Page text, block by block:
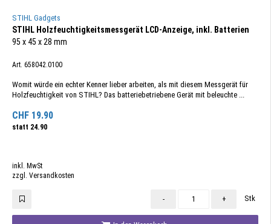
STIHL Gadgets
STIHL Holzfeuchtigkeitsmessgerät LCD-Anzeige, inkl. Batterien
95 x 45 x 28 mm
Art. 658042.0100
Womit würde ein echter Kenner lieber arbeiten, als mit diesem Messgerät für
Holzfeuchtigkeit von STIHL? Das batteriebetriebene Gerät mit beleuchte ...
CHF 19.90
statt 24.90
inkl. MwSt
zzgl. Versandkosten
- + Stk